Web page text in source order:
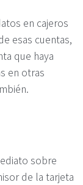
en cajeros
esas cuentas,
que haya
en otras
sobre
de la tarjeta